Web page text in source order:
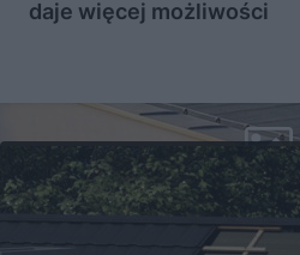
daje więcej możliwości